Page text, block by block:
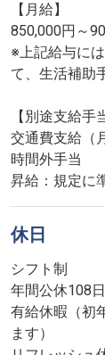
【月給】
850,000円～
※上記給与に
て、生活補助
【別途支給手
交通費支給（
時間外手当
昇給：規定に
休日
シフト制
年間公休108日
有給休暇（初
ます）